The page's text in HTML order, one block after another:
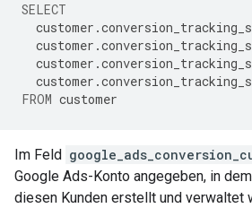
SELECT
customer .
customer .
customer .
customer .
FROM customer
Im Feld
Google Ads-Konto angegeben, in
diesen Kunden erstellt und verwaltet